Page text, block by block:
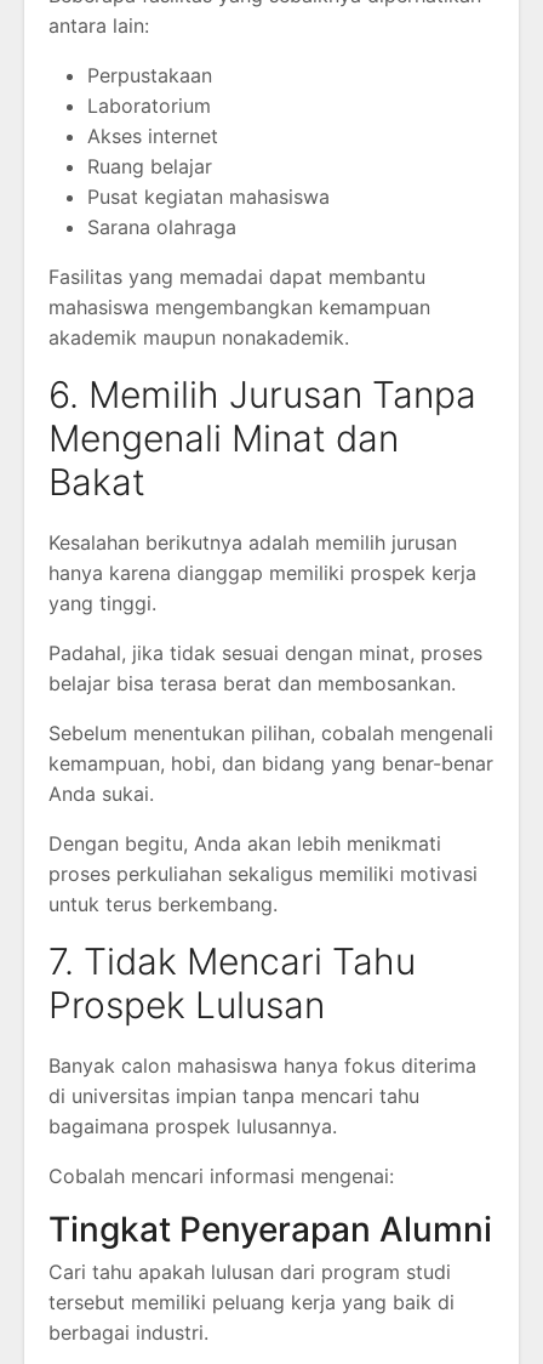
antara lain:
Perpustakaan
Laboratorium
Akses internet
Ruang belajar
Pusat kegiatan mahasiswa
Sarana olahraga
Fasilitas yang memadai dapat membantu
mahasiswa mengembangkan kemampuan
akademik maupun nonakademik.
6. Memilih Jurusan Tanpa
Mengenali Minat dan
Bakat
Kesalahan berikutnya adalah memilih jurusan
hanya karena dianggap memiliki prospek kerja
yang tinggi.
Padahal, jika tidak sesuai dengan minat, proses
belajar bisa terasa berat dan membosankan.
Sebelum menentukan pilihan, cobalah mengenali
kemampuan, hobi, dan bidang yang benar-benar
Anda sukai.
Dengan begitu, Anda akan lebih menikmati
proses perkuliahan sekaligus memiliki motivasi
untuk terus berkembang.
7. Tidak Mencari Tahu
Prospek Lulusan
Banyak calon mahasiswa hanya fokus diterima
di universitas impian tanpa mencari tahu
bagaimana prospek lulusannya.
Cobalah mencari informasi mengenai:
Tingkat Penyerapan Alumni
Cari tahu apakah lulusan dari program studi
tersebut memiliki peluang kerja yang baik di
berbagai industri.